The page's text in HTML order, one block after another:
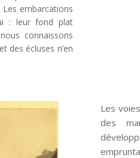
embarcations
: leur fond plat
connaissons
des écluses n’en
Les
des